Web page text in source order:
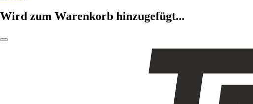
Wird zum Warenkorb hinzugefügt...